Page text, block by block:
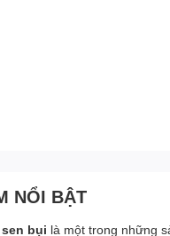
NỔI BẬT
bụi là một trong những